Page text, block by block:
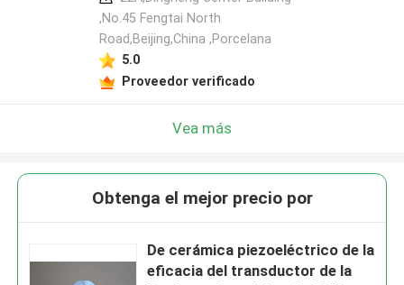
,No.45 Fengtai North
Road,Beijing,China ,Porcelana
5.0
Proveedor verificado
Vea más
Obtenga el mejor precio por
De cerámica piezoeléctrico de la
eficacia del transductor de la